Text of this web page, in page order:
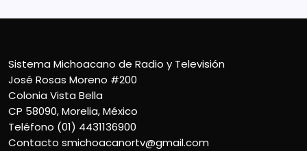
Sistema Michoacano de Radio y Televisión
José Rosas Moreno #200
Colonia Vista Bella
CP 58090, Morelia, México
Teléfono (01) 4431136900
Contacto smichoacanortv@gmail.com